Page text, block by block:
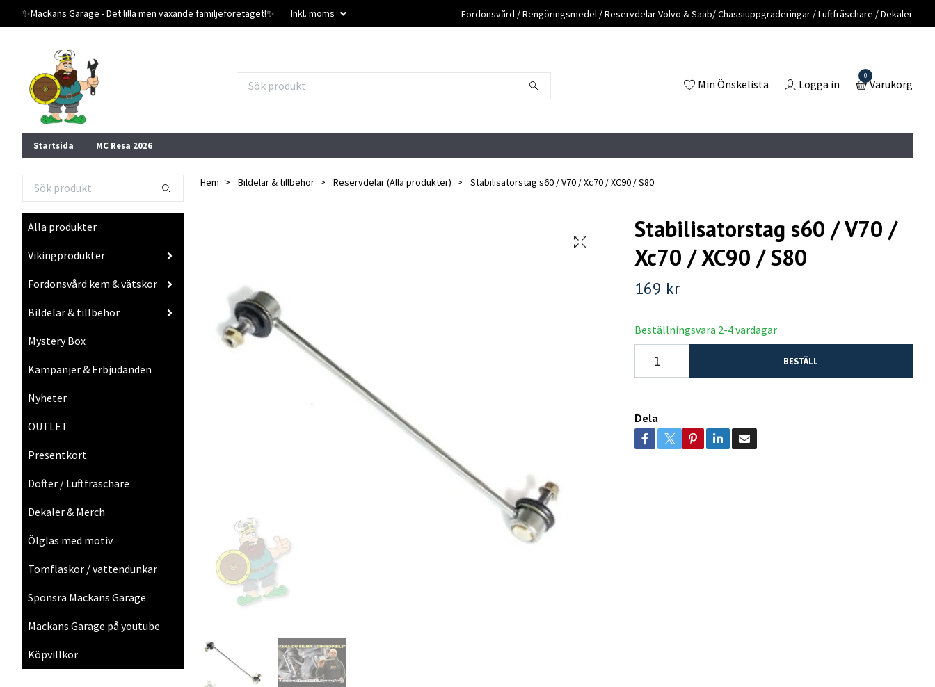
✨️Mackans Garage - Det lilla men växande familjeföretaget!✨️ Inkl. moms Fordonsvård / Rengöringsmedel / Reservdelar Volvo & Saab/ Chassiuppgraderingar / Luftfräschare / Dekaler
Min Önskelista Logga in
0
Varukorg
Startsida MC Resa 2026
Alla produkter
Vikingprodukter
Fordonsvård kem & vätskor
Bildelar & tillbehör
Mystery Box
Kampanjer & Erbjudanden
Nyheter
OUTLET
Presentkort
Dofter / Luftfräschare
Dekaler & Merch
Ölglas med motiv
Tomflaskor / vattendunkar
Sponsra Mackans Garage
Mackans Garage på youtube
Köpvillkor
Hem Bildelar & tillbehör Reservdelar (Alla produkter) Stabilisatorstag s60 / V70 / Xc70 / XC90 / S80
Stabilisatorstag s60 / V70 /
Xc70 / XC90 / S80
169 kr
Beställningsvara 2-4 vardagar
BESTÄLL
Dela